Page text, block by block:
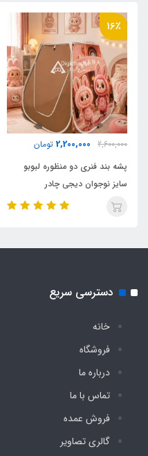
پلی استر پشت نقره ضد
وزن
2500 گرم
اقلام همراه
کیف حمل مخصوص
نوع اسکلت
ابریشم
16٪
2,600,000
2,200,000 تومان
پشه بند فنری دو منظوره لبوبو
سایز نوجوان دیجی چادر
دسترسی سریع
خانه
فروشگاه
درباره ما
تماس با ما
فروش عمده
گالری تصاویر